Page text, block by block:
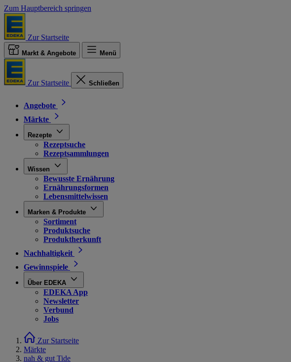
Zum Hauptbereich springen
Zur Startseite
Markt & Angebote Menü
Zur Startseite Schließen
Angebote
Märkte
Rezepte
Rezeptsuche
Rezeptsammlungen
Wissen
Bewusste Ernährung
Ernährungsformen
Lebensmittelwissen
Marken & Produkte
Sortiment
Produktsuche
Produktherkunft
Nachhaltigkeit
Gewinnspiele
Über EDEKA
EDEKA App
Newsletter
Verbund
Jobs
Zur Startseite
Märkte
nah & gut Tide